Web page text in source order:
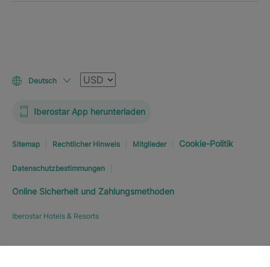
Deutsch Währung
Iberostar App herunterladen
Sitemap Rechtlicher Hinweis Mitglieder Cookie-Politik
Datenschutzbestimmungen
Online Sicherheit und Zahlungsmethoden
Iberostar Hotels & Resorts